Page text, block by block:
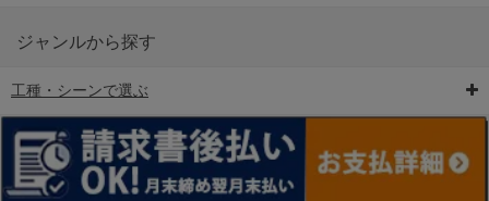
6-矢印板/LED矢印板
ンス
ジャンルから探す
工種・シーンで選ぶ